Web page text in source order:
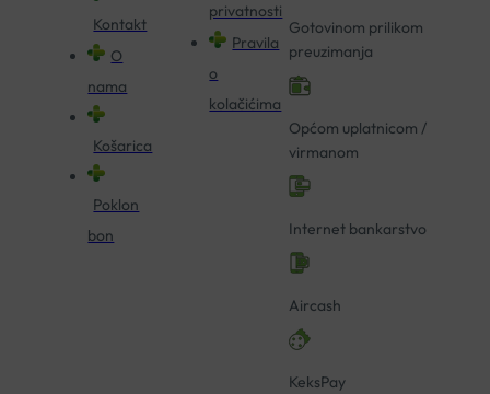
Kontakt
O
nama
Košarica
Poklon
bon
privatnosti
Pravila
o
kolačićima
Gotovinom prilikom
preuzimanja
Općom uplatnicom /
virmanom
Internet bankarstvo
Aircash
KeksPay